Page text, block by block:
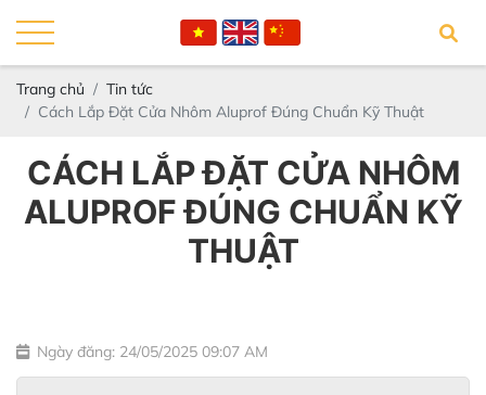
Trang chủ
Tin tức
Cách Lắp Đặt Cửa Nhôm Aluprof Đúng Chuẩn Kỹ Thuật
CÁCH LẮP ĐẶT CỬA NHÔM
ALUPROF ĐÚNG CHUẨN KỸ
THUẬT
Ngày đăng: 24/05/2025 09:07 AM